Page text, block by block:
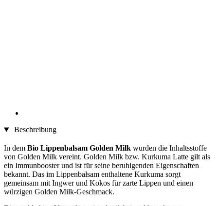
Beschreibung
In dem Bio Lippenbalsam Golden Milk wurden die Inhaltsstoffe
von Golden Milk vereint. Golden Milk bzw. Kurkuma Latte gilt als
ein Immunbooster und ist für seine beruhigenden Eigenschaften
bekannt. Das im Lippenbalsam enthaltene Kurkuma sorgt
gemeinsam mit Ingwer und Kokos für zarte Lippen und einen
würzigen Golden Milk-Geschmack.